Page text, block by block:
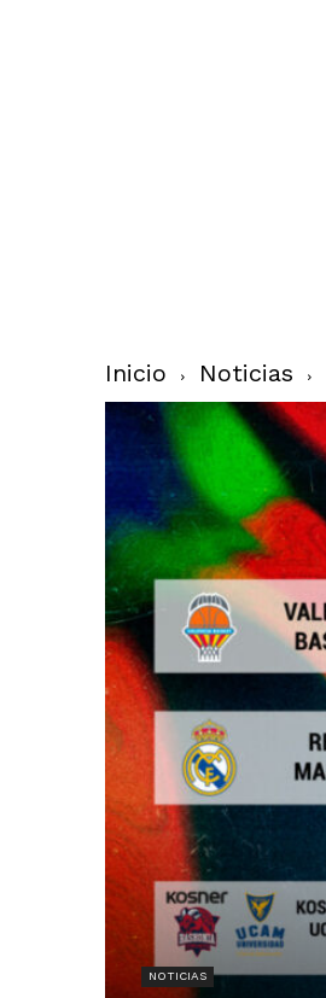
Inicio Noticias
NOTICIAS